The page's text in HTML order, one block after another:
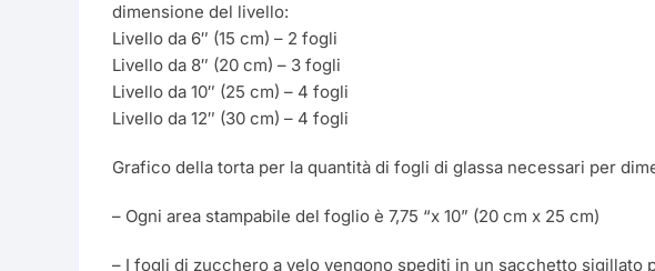
Perle
Polvere per Pizzo
Sprinkles
Capsule per Cupcake
Glitter
Pirottini
Polistirolo
Scatola Regalo
Padella / Fonditore per
cioccolato
Piatto Girevole
CMC
Colla Commestibile
Crema al Burro
Cremor Tartaro
Argento
Azzurro
Bianco
Blu
Bronzo
dimensione del livello:
Livello da 6″ (15 cm) – 2 fogli
Livello da 8″ (20 cm) – 3 fogli
Livello da 10″ (25 cm) – 4 fogli
Livello da 12″ (30 cm) – 4 fogli
Grafico della torta per la quantità di fogli di glassa necessari per
– Ogni area stampabile del foglio è 7,75 “x 10” (20 cm x 25 cm)
– I fogli di zucchero a velo vengono spediti in un sacchetto sigillato